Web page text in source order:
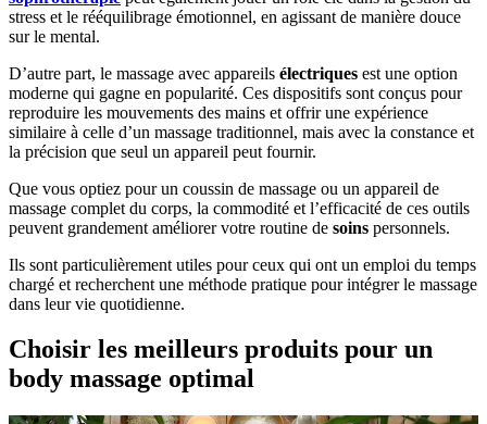
stress et le rééquilibrage émotionnel, en agissant de manière douce
sur le mental.
D’autre part, le massage avec appareils électriques est une option
moderne qui gagne en popularité. Ces dispositifs sont conçus pour
reproduire les mouvements des mains et offrir une expérience
similaire à celle d’un massage traditionnel, mais avec la constance et
la précision que seul un appareil peut fournir.
Que vous optiez pour un coussin de massage ou un appareil de
massage complet du corps, la commodité et l’efficacité de ces outils
peuvent grandement améliorer votre routine de soins personnels.
Ils sont particulièrement utiles pour ceux qui ont un emploi du temps
chargé et recherchent une méthode pratique pour intégrer le massage
dans leur vie quotidienne.
Choisir les meilleurs produits pour un
body massage optimal